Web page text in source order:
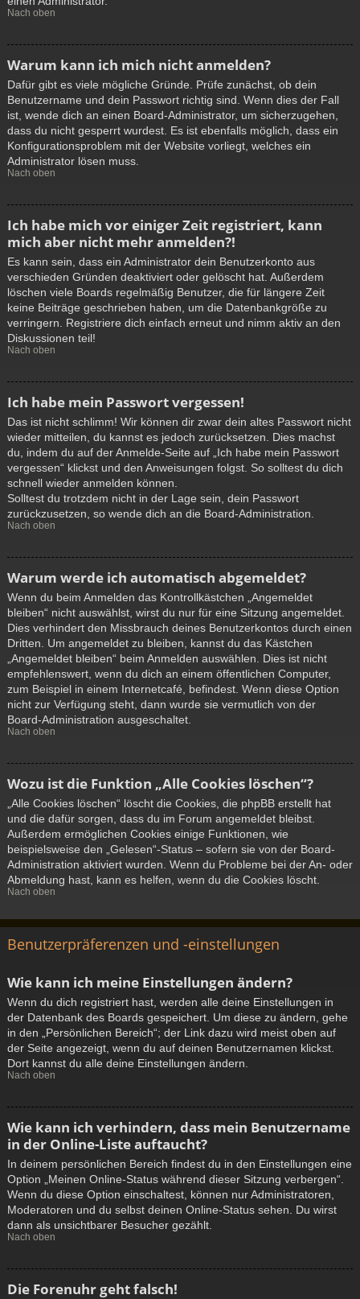
Nach oben
Warum kann ich mich nicht anmelden?
Dafür gibt es viele mögliche Gründe. Prüfe zunächst, ob dein
Benutzername und dein Passwort richtig sind. Wenn dies der Fall
ist, wende dich an einen Board-Administrator, um sicherzugehen,
dass du nicht gesperrt wurdest. Es ist ebenfalls möglich, dass ein
Konfigurationsproblem mit der Website vorliegt, welches ein
Administrator lösen muss.
Nach oben
Ich habe mich vor einiger Zeit registriert, kann
mich aber nicht mehr anmelden?!
Es kann sein, dass ein Administrator dein Benutzerkonto aus
verschieden Gründen deaktiviert oder gelöscht hat. Außerdem
löschen viele Boards regelmäßig Benutzer, die für längere Zeit
keine Beiträge geschrieben haben, um die Datenbankgröße zu
verringern. Registriere dich einfach erneut und nimm aktiv an den
Diskussionen teil!
Nach oben
Ich habe mein Passwort vergessen!
Das ist nicht schlimm! Wir können dir zwar dein altes Passwort nicht
wieder mitteilen, du kannst es jedoch zurücksetzen. Dies machst
du, indem du auf der Anmelde-Seite auf „Ich habe mein Passwort
vergessen“ klickst und den Anweisungen folgst. So solltest du dich
schnell wieder anmelden können.
Solltest du trotzdem nicht in der Lage sein, dein Passwort
zurückzusetzen, so wende dich an die Board-Administration.
Nach oben
Warum werde ich automatisch abgemeldet?
Wenn du beim Anmelden das Kontrollkästchen „Angemeldet
bleiben“ nicht auswählst, wirst du nur für eine Sitzung angemeldet.
Dies verhindert den Missbrauch deines Benutzerkontos durch einen
Dritten. Um angemeldet zu bleiben, kannst du das Kästchen
„Angemeldet bleiben“ beim Anmelden auswählen. Dies ist nicht
empfehlenswert, wenn du dich an einem öffentlichen Computer,
zum Beispiel in einem Internetcafé, befindest. Wenn diese Option
nicht zur Verfügung steht, dann wurde sie vermutlich von der
Board-Administration ausgeschaltet.
Nach oben
Wozu ist die Funktion „Alle Cookies löschen“?
„Alle Cookies löschen“ löscht die Cookies, die phpBB erstellt hat
und die dafür sorgen, dass du im Forum angemeldet bleibst.
Außerdem ermöglichen Cookies einige Funktionen, wie
beispielsweise den „Gelesen“-Status – sofern sie von der Board-
Administration aktiviert wurden. Wenn du Probleme bei der An- oder
Abmeldung hast, kann es helfen, wenn du die Cookies löscht.
Nach oben
Benutzerpräferenzen und -einstellungen
Wie kann ich meine Einstellungen ändern?
Wenn du dich registriert hast, werden alle deine Einstellungen in
der Datenbank des Boards gespeichert. Um diese zu ändern, gehe
in den „Persönlichen Bereich“; der Link dazu wird meist oben auf
der Seite angezeigt, wenn du auf deinen Benutzernamen klickst.
Dort kannst du alle deine Einstellungen ändern.
Nach oben
Wie kann ich verhindern, dass mein Benutzername
in der Online-Liste auftaucht?
In deinem persönlichen Bereich findest du in den Einstellungen eine
Option „Meinen Online-Status während dieser Sitzung verbergen“.
Wenn du diese Option einschaltest, können nur Administratoren,
Moderatoren und du selbst deinen Online-Status sehen. Du wirst
dann als unsichtbarer Besucher gezählt.
Nach oben
Die Forenuhr geht falsch!